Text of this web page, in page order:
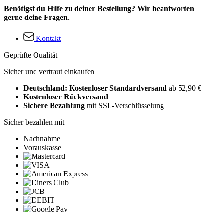
Benötigst du Hilfe zu deiner Bestellung? Wir beantworten
gerne deine Fragen.
Kontakt
Geprüfte Qualität
Sicher und vertraut einkaufen
Deutschland: Kostenloser Standardversand ab 52,90 €
Kostenloser Rückversand
Sichere Bezahlung mit SSL-Verschlüsselung
Sicher bezahlen mit
Nachnahme
Vorauskasse